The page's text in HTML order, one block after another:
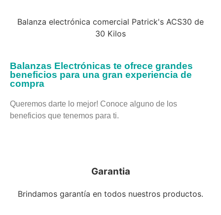
Balanza electrónica comercial Patrick's ACS30 de
30 Kilos
Balanzas Electrónicas te ofrece grandes
beneficios para una gran experiencia de
compra
Queremos darte lo mejor! Conoce alguno de los
beneficios que tenemos para ti.
Garantia
Brindamos garantía en todos nuestros productos.